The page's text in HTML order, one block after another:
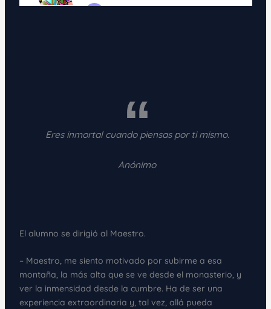
Eres inmortal cuando piensas por ti mismo.
Anónimo
El alumno se dirigió al Maestro.
– Maestro, me siento motivado por subirme a esa
montaña, la más alta que se ve desde el monasterio, y
ver la inmensidad desde la cumbre. Ha de ser una
experiencia extraordinaria y, tal vez, allá pueda